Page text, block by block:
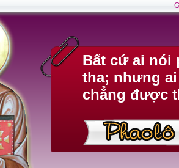
Bất cứ ai nói
tha; nhưng
chẳng được